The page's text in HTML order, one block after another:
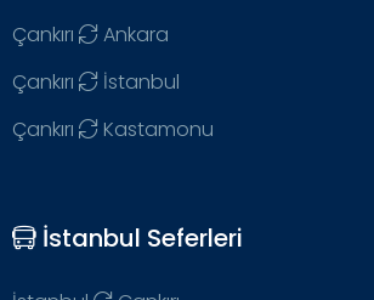
Çankırı
Ankara
Çankırı
İstanbul
Çankırı
Kastamonu
İstanbul Seferleri